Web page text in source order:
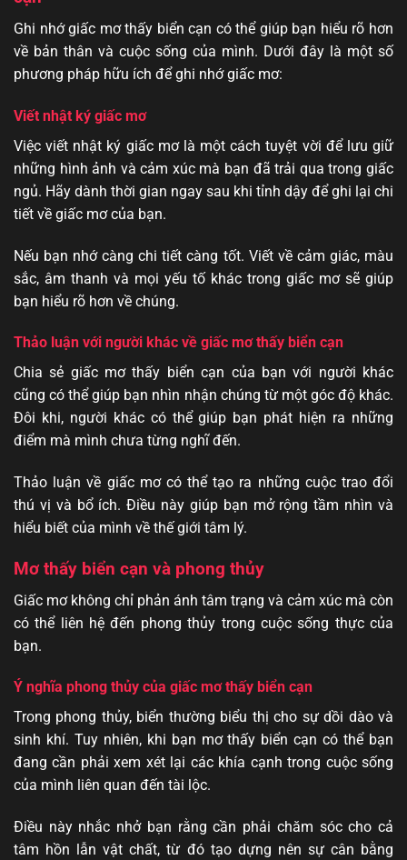
Ghi nhớ giấc mơ thấy biển cạn có thể giúp bạn hiểu rõ hơn
về bản thân và cuộc sống của mình. Dưới đây là một số
phương pháp hữu ích để ghi nhớ giấc mơ:
Viết nhật ký giấc mơ
Việc viết nhật ký giấc mơ là một cách tuyệt vời để lưu giữ
những hình ảnh và cảm xúc mà bạn đã trải qua trong giấc
ngủ. Hãy dành thời gian ngay sau khi tỉnh dậy để ghi lại chi
tiết về giấc mơ của bạn.
Nếu bạn nhớ càng chi tiết càng tốt. Viết về cảm giác, màu
sắc, âm thanh và mọi yếu tố khác trong giấc mơ sẽ giúp
bạn hiểu rõ hơn về chúng.
Thảo luận với người khác về giấc mơ thấy biển cạn
Chia sẻ giấc mơ thấy biển cạn của bạn với người khác
cũng có thể giúp bạn nhìn nhận chúng từ một góc độ khác.
Đôi khi, người khác có thể giúp bạn phát hiện ra những
điểm mà mình chưa từng nghĩ đến.
Thảo luận về giấc mơ có thể tạo ra những cuộc trao đổi
thú vị và bổ ích. Điều này giúp bạn mở rộng tầm nhìn và
hiểu biết của mình về thế giới tâm lý.
Mơ thấy biển cạn và phong thủy
Giấc mơ không chỉ phản ánh tâm trạng và cảm xúc mà còn
có thể liên hệ đến phong thủy trong cuộc sống thực của
bạn.
Ý nghĩa phong thủy của giấc mơ thấy biển cạn
Trong phong thủy, biển thường biểu thị cho sự dồi dào và
sinh khí. Tuy nhiên, khi bạn mơ thấy biển cạn có thể bạn
đang cần phải xem xét lại các khía cạnh trong cuộc sống
của mình liên quan đến tài lộc.
Điều này nhắc nhở bạn rằng cần phải chăm sóc cho cả
tâm hồn lẫn vật chất, từ đó tạo dựng nên sự cân bằng